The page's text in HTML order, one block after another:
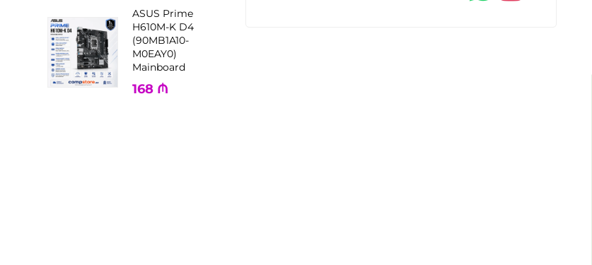
ASUS Prime
H610M-K D4
(90MB1A10-
M0EAY0)
Mainboard
168 ₼